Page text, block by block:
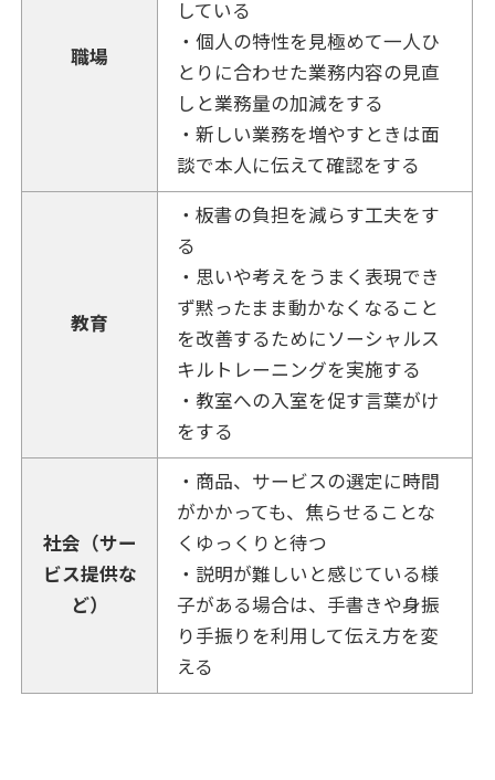
職場
している
・個人の特性を見極めて一人ひ
とりに合わせた業務内容の見直
しと業務量の加減をする
・新しい業務を増やすときは面
談で本人に伝えて確認をする
教育
・板書の負担を減らす工夫をす
る
・思いや考えをうまく表現でき
ず黙ったまま動かなくなること
を改善するためにソーシャルス
キルトレーニングを実施する
・教室への入室を促す言葉がけ
をする
社会（サー
ビス提供な
ど）
・商品、サービスの選定に時間
がかかっても、焦らせることな
くゆっくりと待つ
・説明が難しいと感じている様
子がある場合は、手書きや身振
り手振りを利用して伝え方を変
える